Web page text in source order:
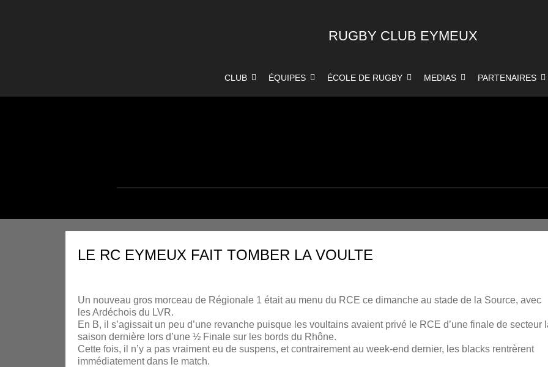
RUGBY CLUB EYMEUX
contenu
CLUB ÉQUIPES ÉCOLE DE RUGBY MEDIAS PARTENAIRES
LE RC EYMEUX FAIT TOMBER LA VOULTE
Un nouveau gros morceau de Régionale 1 était au menu du RCE ce dimanche au stade de la Source, avec
les Ardéchois du LVR.
En B, il s’agissait un peu d’une revanche puisque les voultains avaient privé le RCE d’une finale de secteur
saison dernière lors d’une ½ Finale sur les bords du Rhône.
Cette fois, il n’y a pas vraiment eu de suspens, et contrairement au week-end dernier, les blacks rentrèrent
immédiatement dans le match.